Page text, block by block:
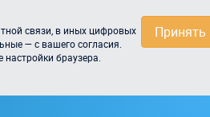
Принять
связи, в иных цифровых
— с вашего согласия.
браузера.